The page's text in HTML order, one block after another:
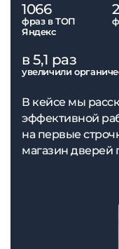
1066
фраз в ТОП
Яндекс
в 5,1 раз
увеличили
В кейсе мы
эффективной
на первые
магазин дверей